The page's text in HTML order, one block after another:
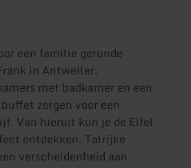
een familie gerunde
in Antweiler.
met badkamer en een
zorgen voor een
Van hieruit kun je de Eifel
ontdekken. Talrijke
verscheidenheid aan